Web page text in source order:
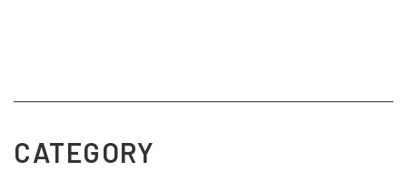
CATEGORY